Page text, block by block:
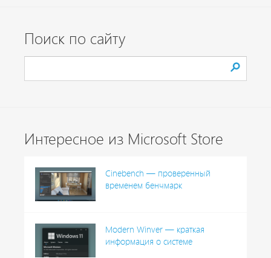
Поиск по сайту
Интересное из Microsoft Store
Cinebench — проверенный
временем бенчмарк
Modern Winver — краткая
информация о системе